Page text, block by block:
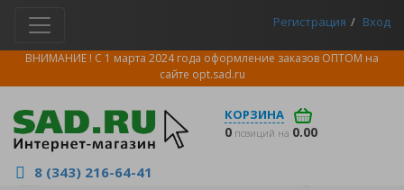
Регистрация Вход
ВНИМАНИЕ ! С 1 марта 2024 года оформление заказов ОПТОМ на
сайте opt.sad.ru
КОРЗИНА
0 позиций на 0.00
8 (343) 216-64-41